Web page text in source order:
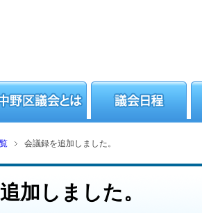
会議録を追加しました。
加しました。